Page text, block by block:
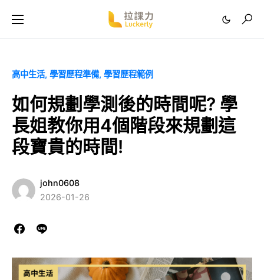
高中生活 學習歷程準備 學習歷程範例
如何規劃學測後的時間呢? 學
長姐教你用4個階段來規劃這
段寶貴的時間!
john0608
2026-01-26